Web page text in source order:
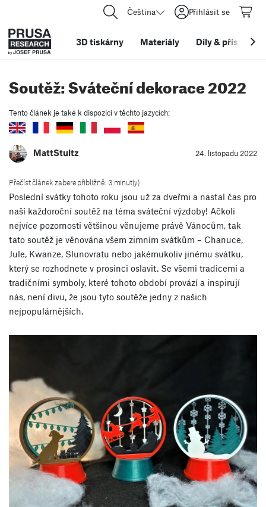
Čeština Přihlásit se
3D tiskárny Materiály Díly&
Soutěž: Sváteční dekorace 2022
Tento článek je také k dispozici v těchto jazycích:
MattStultz 24. listopadu 2022
Přečíst článek zabere přibližně: 3 minut(y)
Poslední svátky tohoto roku jsou už za dveřmi a nastal čas pro
naší každoroční soutěž na téma sváteční výzdoby! Ačkoli
nejvíce pozornosti většinou věnujeme právě Vánocům, tak
tato soutěž je věnována všem zimním svátkům – Chanuce,
Jule, Kwanze, Slunovratu nebo jakémukoliv jinému svátku,
který se rozhodnete v prosinci oslavit. Se všemi tradicemi a
tradičními symboly, které tohoto období provází a inspirují
nás, není divu, že jsou tyto soutěže jedny z našich
nejpopulárnějších.